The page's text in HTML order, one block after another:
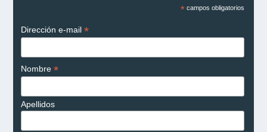
*campos obligatorios
Dirección e-mail *
Nombre *
Apellidos